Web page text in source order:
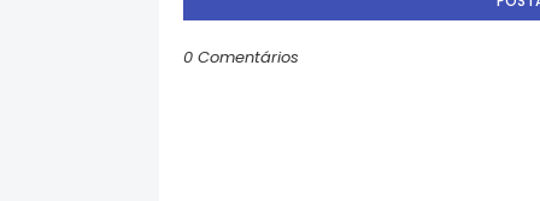
0 Comentários